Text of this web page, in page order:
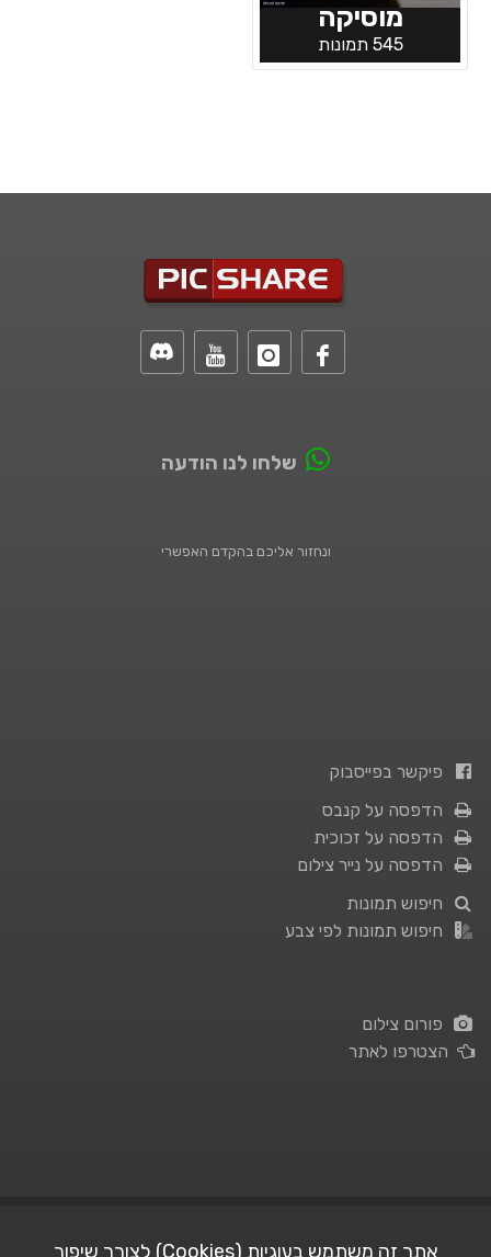
מוסיקה
545 תמונות
שלחו לנו הודעה
ונחזור אליכם בהקדם האפשרי
פיקשר בפייסבוק
הדפסה על קנבס
הדפסה על זכוכית
הדפסה על נייר צילום
חיפוש תמונות
חיפוש תמונות לפי צבע
פורום צילום
הצטרפו לאתר
אתר זה משתמש בעוגיות (Cookies) לצורך שיפור